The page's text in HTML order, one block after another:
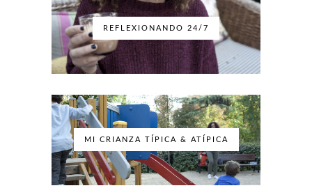
REFLEXIONANDO 24/7
MI CRIANZA TÍPICA & ATÍPICA